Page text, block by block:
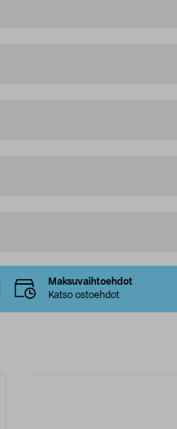
Maksuvaihtoehdot
Katso ostoehdot